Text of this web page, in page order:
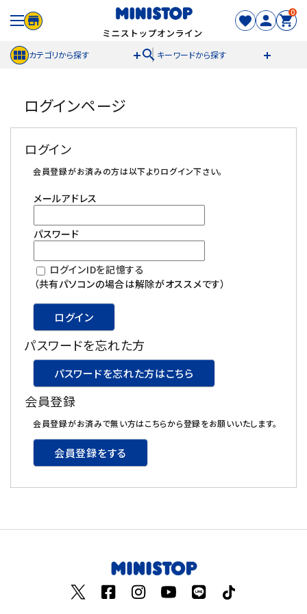
0
カテゴリから探す search キーワードから探す
meeting_room ログイン person 新規登録
セール商品
カテゴリから探す
冷凍食品
スイーツ
お菓子
酒類
日用品
ギフト
ログインページ
ログイン
会員登録がお済みの方は以下よりログイン下さい。
メールアドレス
パスワード
ログインIDを記憶する
（共有パソコンの場合は解除がオススメです）
ログイン
パスワードを忘れた方
パスワードを忘れた方はこちら
会員登録
会員登録がお済みで無い方はこちらから登録をお願いいたします。
会員登録をする